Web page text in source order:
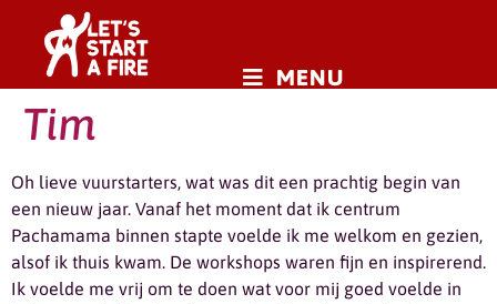
MENU
Tim
Oh lieve vuurstarters, wat was dit een prachtig begin van
een nieuw jaar. Vanaf het moment dat ik centrum
Pachamama binnen stapte voelde ik me welkom en gezien,
alsof ik thuis kwam. De workshops waren fijn en inspirerend.
Ik voelde me vrij om te doen wat voor mij goed voelde in